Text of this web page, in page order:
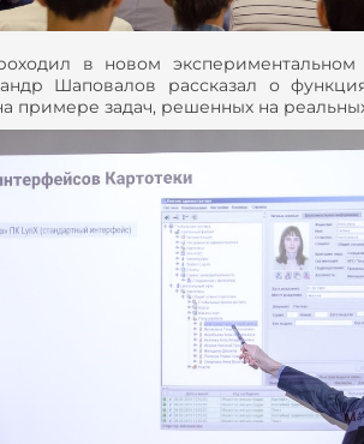
в новом экспериментальном
Шаповалов рассказал о
примере задач, решенных на